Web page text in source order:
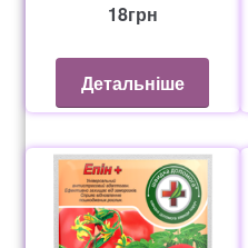
18грн
Детальніше